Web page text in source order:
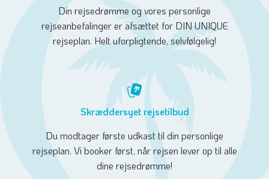
Din rejsedrømme og vores personlige
rejseanbefalinger er afsættet for DIN UNIQUE
rejseplan. Helt uforpligtende, selvfølgelig!
Skræddersyet rejsetilbud
Du modtager første udkast til din personlige
rejseplan. Vi booker først, når rejsen lever op til alle
dine rejsedrømme!